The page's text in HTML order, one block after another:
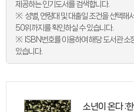
제공하는 인기도서를 검색합니다.
성별, 연령대 및 대출일 조건을 선택해
50위까지를 확인하실 수 있습니다.
ISBN번호를 이용하여 해당 도서관 소
있습니다.
소년이 온다 :